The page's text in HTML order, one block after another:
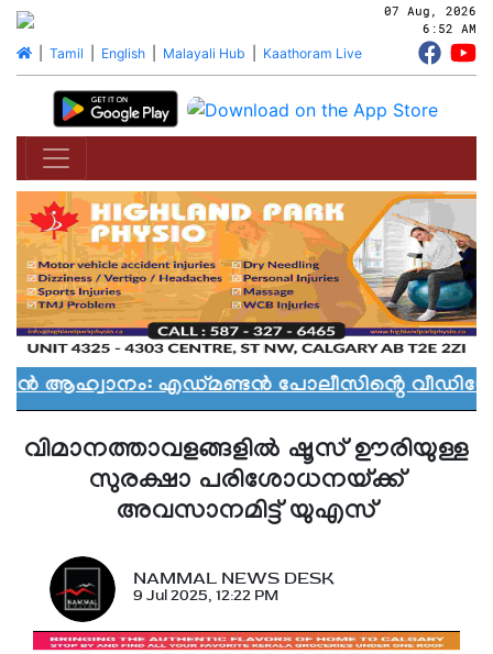
07 Aug, 2026
6:52 AM
| Tamil English| Malayali Hub Kaathoram Live
ആഹ്വാനം: എഡ്മണ്ടൻ പോലീസിൻ്റെ വീഡിയോ
വിമാനത്താവളങ്ങളിൽ ഷൂസ് ഊരിയുള്ള
സുരക്ഷാ പരിശോധനയ്ക്ക്
അവസാനമിട്ട് യുഎസ്
NAMMAL NEWS DESK
9 Jul 2025, 12:22 PM